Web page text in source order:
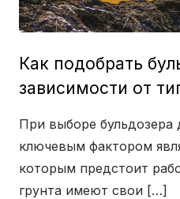
Как подобрать
зависимости от
При выборе бульдозера
ключевым фактором
которым предстоит
грунта имеют свои […]